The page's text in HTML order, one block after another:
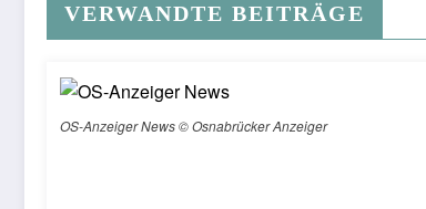
VERWANDTE BEITRÄGE
OS-Anzeiger News © Osnabrücker Anzeiger